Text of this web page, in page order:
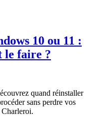
10 ou 11 :
le faire ?
quand réinstaller
sans perdre vos
Charleroi.